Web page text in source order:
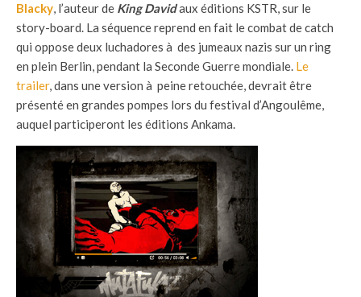
Blacky, l’auteur de King Davidaux éditions KSTR, sur le
story-board. La séquence reprend en fait le combat de catch
qui oppose deux luchadores à des jumeaux nazis sur un ring
en plein Berlin, pendant la Seconde Guerre mondiale. Le
trailer, dans une version à peine retouchée, devrait être
présenté en grandes pompes lors du festival d’Angoulême,
auquel participeront les éditions Ankama.